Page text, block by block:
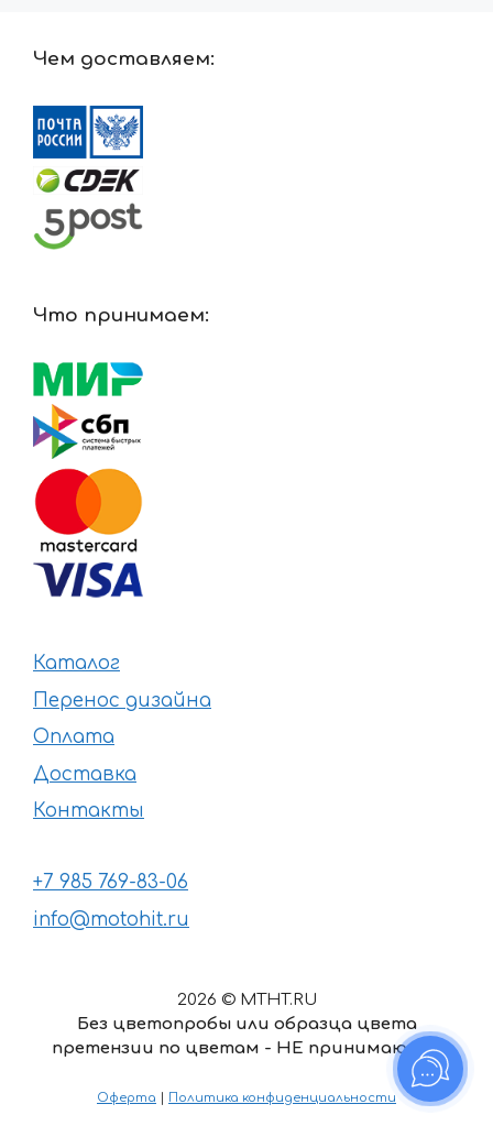
Чем доставляем:
Что принимаем:
Каталог
Перенос дизайна
Оплата
Доставка
Контакты
+7 985 769-83-06
info@motohit.ru
2026 © MTHT.RU
Без цветопробы или образца цвета
претензии по цветам - НЕ принимаются
Оферта | Политика конфиденциальности